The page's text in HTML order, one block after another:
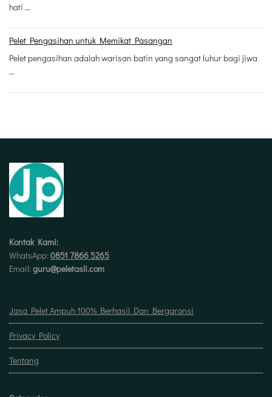
hati …
Pelet Pengasihan untuk Memikat Pasangan
Pelet pengasihan adalah warisan batin yang sangat luhur bagi jiwa
…
Kontak Kami:
WhatsApp: 0851 7866 5265
Email: guru@peletasli.com
Jasa Pelet Ampuh 100% Berhasil Dan Bergaransi
Privacy Policy
Tentang